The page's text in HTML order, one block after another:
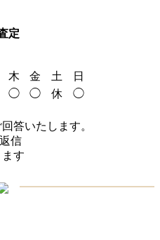
定
木 金 土
日
◯ ◯ 休
◯
答いたします。
信
す